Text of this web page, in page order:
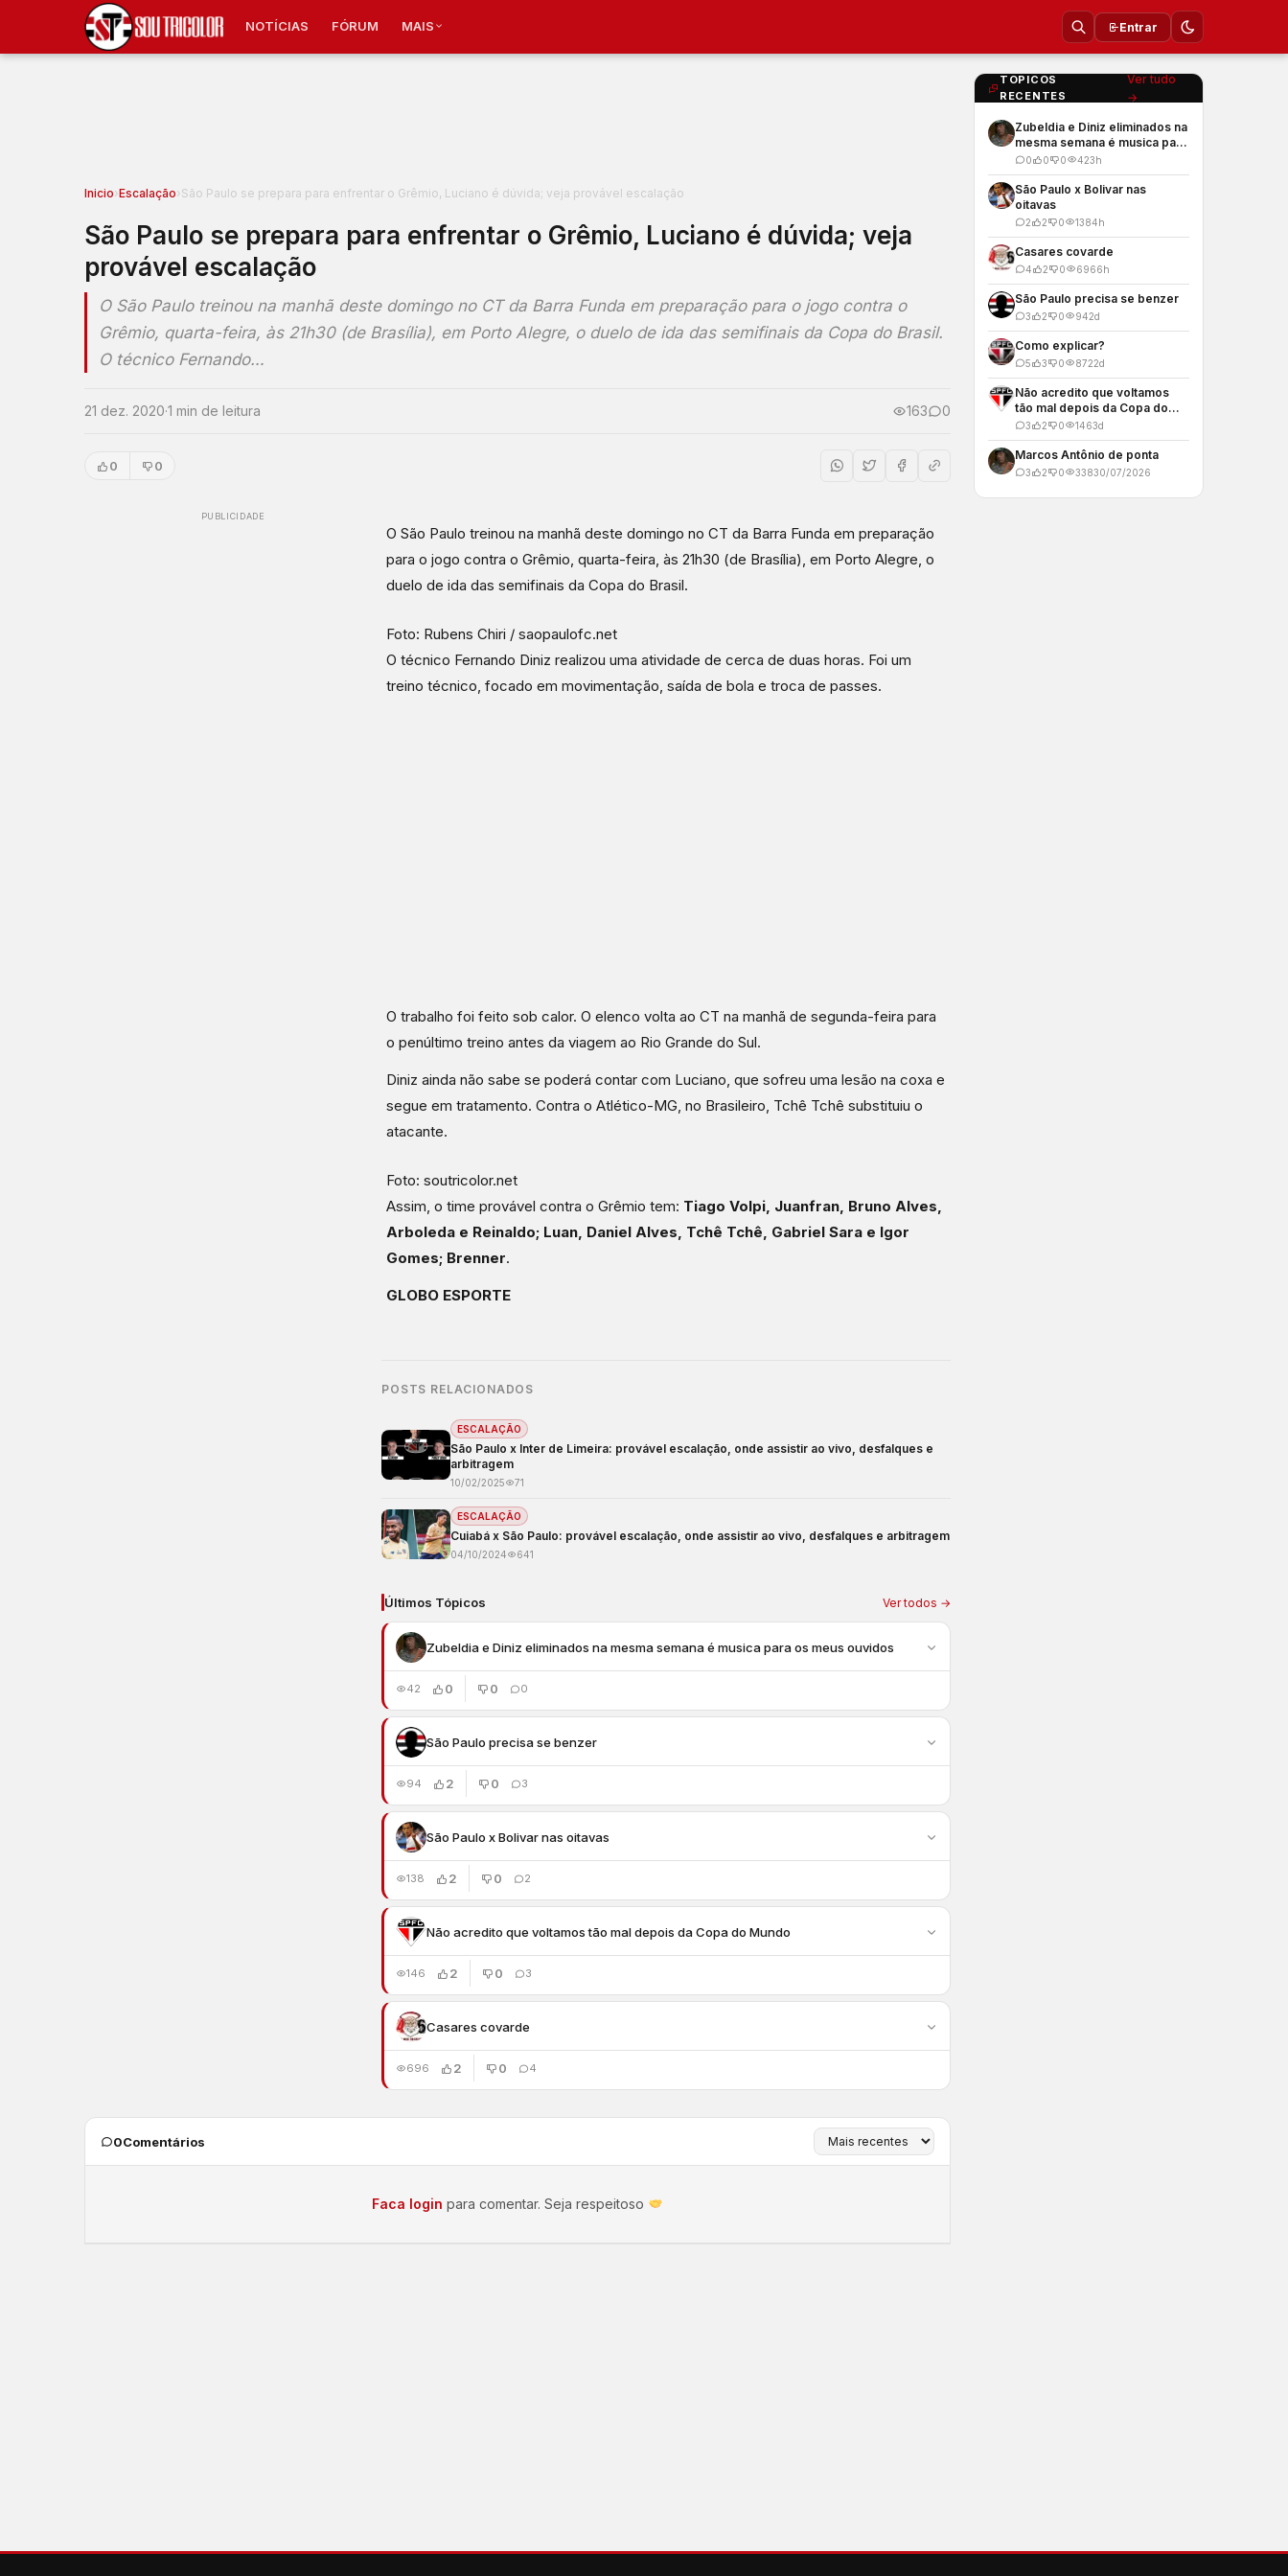
NOTÍCIAS FÓRUM MAIS Entrar
Inicio›Escalação›São Paulo se prepara para enfrentar o Grêmio, Luciano é dúvida; veja provável escalação
São Paulo se prepara para enfrentar o Grêmio, Luciano é dúvida; veja
provável escalação
O São Paulo treinou na manhã deste domingo no CT da Barra Funda em preparação para o jogo contra o
Grêmio, quarta-feira, às 21h30 (de Brasília), em Porto Alegre, o duelo de ida das semifinais da Copa do Brasil.
O técnico Fernando…
21 dez. 2020·1 min de leitura 163 0
0 0
PUBLICIDADE
O São Paulo treinou na manhã deste domingo no CT da Barra Funda em preparação
para o jogo contra o Grêmio, quarta-feira, às 21h30 (de Brasília), em Porto Alegre, o
duelo de ida das semifinais da Copa do Brasil.
Foto: Rubens Chiri / saopaulofc.net
O técnico Fernando Diniz realizou uma atividade de cerca de duas horas. Foi um
treino técnico, focado em movimentação, saída de bola e troca de passes.
O trabalho foi feito sob calor. O elenco volta ao CT na manhã de segunda-feira para
o penúltimo treino antes da viagem ao Rio Grande do Sul.
Diniz ainda não sabe se poderá contar com Luciano, que sofreu uma lesão na coxa e
segue em tratamento. Contra o Atlético-MG, no Brasileiro, Tchê Tchê substituiu o
atacante.
Foto: soutricolor.net
Assim, o time provável contra o Grêmio tem: Tiago Volpi, Juanfran, Bruno Alves,
Arboleda e Reinaldo; Luan, Daniel Alves, Tchê Tchê, Gabriel Sara e Igor
Gomes; Brenner.
GLOBO ESPORTE
POSTS RELACIONADOS
ESCALAÇÃO
São Paulo x Inter de Limeira: provável escalação, onde assistir ao vivo, desfalques e
arbitragem
10/02/2025 71
ESCALAÇÃO
Cuiabá x São Paulo: provável escalação, onde assistir ao vivo, desfalques e arbitragem
04/10/2024 641
Últimos Tópicos Ver todos →
Zubeldia e Diniz eliminados na mesma semana é musica para os meus ouvidos
42 0 0 0
São Paulo precisa se benzer
94 2 0 3
São Paulo x Bolivar nas oitavas
138 2 0 2
Não acredito que voltamos tão mal depois da Copa do Mundo
146 2 0 3
Casares covarde
696 2 0 4
0Comentários
Faca login para comentar. Seja respeitoso
TOPICOS
RECENTES
Ver tudo
→
Zubeldia e Diniz eliminados na
mesma semana é musica para
os meus ouvidos
0 0 0 423h
São Paulo x Bolivar nas
oitavas
2 2 0 1384h
Casares covarde
4 2 0 6966h
São Paulo precisa se benzer
3 2 0 942d
Como explicar?
5 3 0 8722d
Não acredito que voltamos
tão mal depois da Copa do
Mundo
3 2 0 1463d
Marcos Antônio de ponta
3 2 0 33830/07/2026